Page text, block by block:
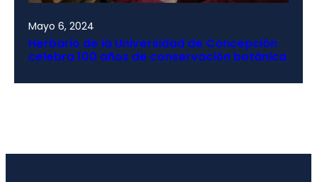
Mayo 6, 2024
Herbario de la Universidad de Concepción
celebra 100 años de conservación botánica